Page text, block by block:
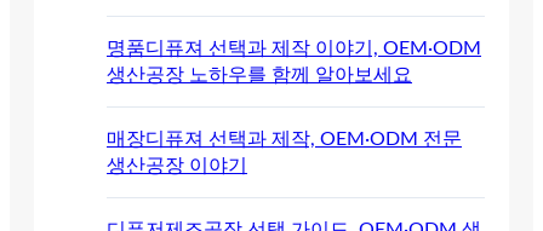
명품디퓨져 선택과 제작 이야기, OEM·ODM
생산공장 노하우를 함께 알아보세요
매장디퓨져 선택과 제작, OEM·ODM 전문
생산공장 이야기